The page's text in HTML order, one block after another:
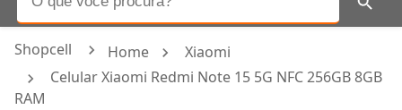
Shopcell Home
Xiaomi
Celular Xiaomi Redmi Note 15 5G NFC 256GB 8GB
RAM